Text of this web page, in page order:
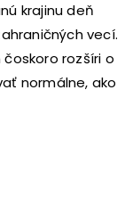
krajinu deň
vecí.
čoskoro rozšíri o
normálne, ako